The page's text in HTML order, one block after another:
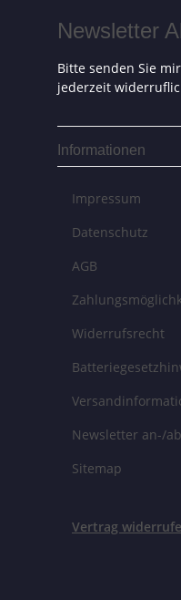
Newsletter
Bitte senden Sie
jederzeit
Informationen
Impressum
Datenschutz
AGB
Widerrufsrecht
Newsletter an-/
Sitemap
Vertrag